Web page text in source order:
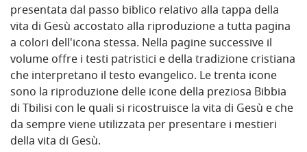
presentata dal passo biblico relativo alla tappa della
vita di Gesù accostato alla riproduzione a tutta pagina
a colori dell'icona stessa. Nella pagine successive il
volume offre i testi patristici e della tradizione cristiana
che interpretano il testo evangelico. Le trenta icone
sono la riproduzione delle icone della preziosa Bibbia
di Tbilisi con le quali si ricostruisce la vita di Gesù e che
da sempre viene utilizzata per presentare i mestieri
della vita di Gesù.